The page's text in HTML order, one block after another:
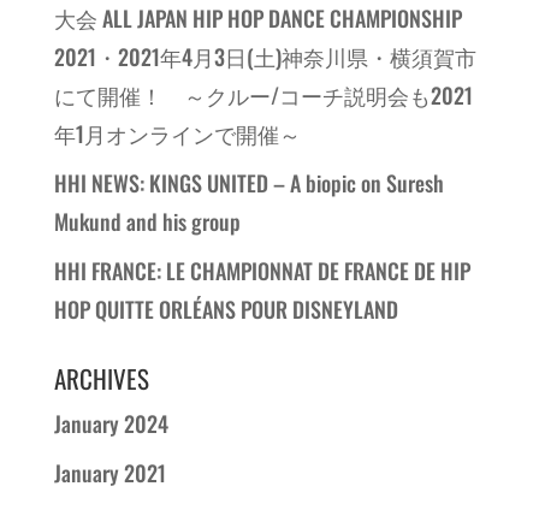
大会 ALL JAPAN HIP HOP DANCE CHAMPIONSHIP
2021・2021年4月3日(土)神奈川県・横須賀市
にて開催！ ～クルー/コーチ説明会も2021
年1月オンラインで開催～
HHI NEWS: KINGS UNITED – A biopic on Suresh
Mukund and his group
HHI FRANCE: LE CHAMPIONNAT DE FRANCE DE HIP
HOP QUITTE ORLÉANS POUR DISNEYLAND
ARCHIVES
January 2024
January 2021